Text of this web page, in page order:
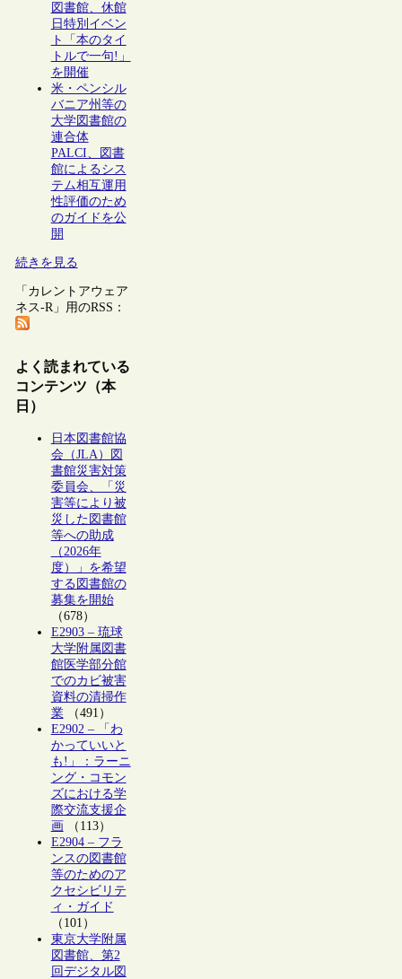
図書館、休館
日特別イベン
ト「本のタイ
トルで一句!」
を開催
米・ペンシル
バニア州等の
大学図書館の
連合体
PALCI、図書
館によるシス
テム相互運用
性評価のため
のガイドを公
開
続きを見る
「カレントアウェア
ネス-R」用のRSS：
よく読まれている
コンテンツ（本
日）
日本図書館協
会（JLA）図
書館災害対策
委員会、「災
害等により被
災した図書館
等への助成
（2026年
度）」を希望
する図書館の
募集を開始
（678）
E2903 – 琉球
大学附属図書
館医学部分館
でのカビ被害
資料の清掃作
業（491）
E2902 – 「わ
かっていいと
も!」：ラーニ
ング・コモン
ズにおける学
際交流支援企
画 （113）
E2904 – フラ
ンスの図書館
等のためのア
クセシビリテ
ィ・ガイド
（101）
東京大学附属
図書館、第2
回デジタル図